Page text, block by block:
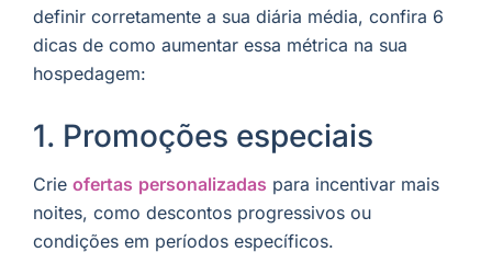
definir corretamente a sua diária média, confira 6
dicas de como aumentar essa métrica na sua
hospedagem:
1. Promoções especiais
Crie ofertas personalizadas para incentivar mais
noites, como descontos progressivos ou
condições em períodos específicos.